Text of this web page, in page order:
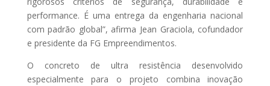
performance. É uma entrega da engenharia nacional
com padrão global”, afirma Jean Graciola, cofundador
e presidente da FG Empreendimentos.
O concreto de ultra resistência desenvolvido
especialmente para o projeto combina inovação